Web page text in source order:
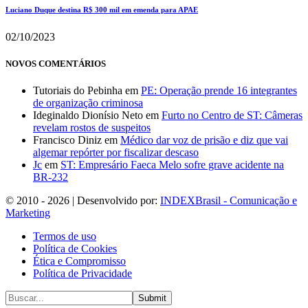
Luciano Duque destina R$ 300 mil em emenda para APAE
02/10/2023
NOVOS COMENTÁRIOS
Tutoriais do Pebinha em PE: Operação prende 16 integrantes
de organização criminosa
Ideginaldo Dionísio Neto em Furto no Centro de ST: Câmeras
revelam rostos de suspeitos
Francisco Diniz em Médico dar voz de prisão e diz que vai
algemar repórter por fiscalizar descaso
Jc em ST: Empresário Faeca Melo sofre grave acidente na
BR-232
© 2010 - 2026 | Desenvolvido por: INDEXBrasil - Comunicação e
Marketing
Termos de uso
Política de Cookies
Ética e Compromisso
Política de Privacidade
Submit